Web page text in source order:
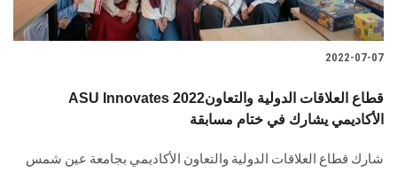
2022-07-07
ASU Innovates 2022قطاع العلاقات الدولية والتعاون
الأكاديمي يشارك في ختام مسابقة
شارك قطاع العلاقات الدولية والتعاون الأكاديمي بجامعة عين شمس